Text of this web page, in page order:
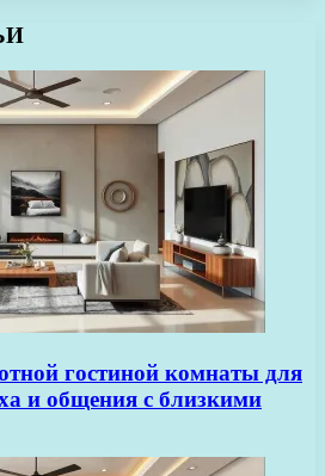
гостиной комнаты для
и общения с близкими